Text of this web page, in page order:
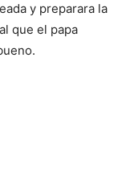
y preparara la
que el papa